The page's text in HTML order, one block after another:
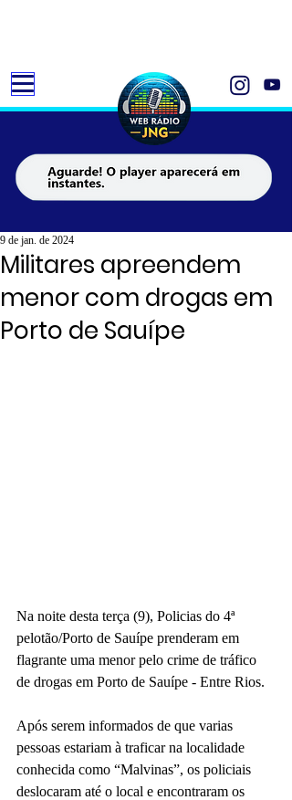
Militares apreendem
menor com drogas em
Porto de Sauípe
9 de jan. de 2024
Na noite desta terça (9), Policias do 4ª
pelotão/Porto de Sauípe prenderam em
flagrante uma menor pelo crime de tráfico
de drogas em Porto de Sauípe - Entre Rios.
Após serem informados de que varias
pessoas estariam à traficar na localidade
conhecida como “Malvinas”, os policiais
deslocaram até o local e encontraram os